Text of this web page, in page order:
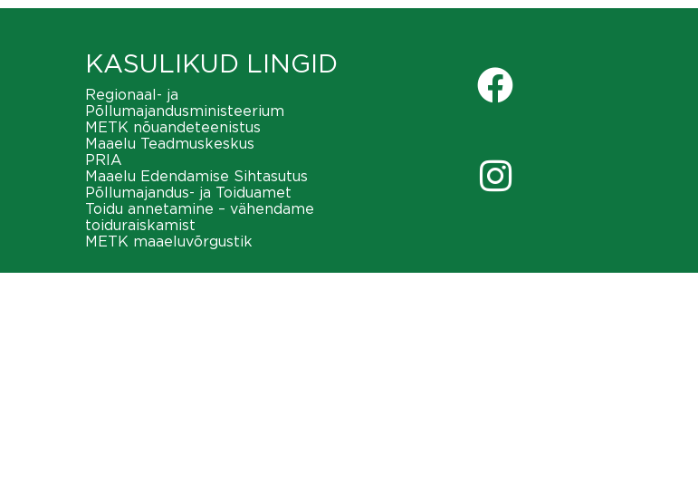
KASULIKUD LINGID
Regionaal- ja
Põllumajandusministeerium
METK nõuandeteenistus
Maaelu Teadmuskeskus
PRIA
Maaelu Edendamise Sihtasutus
Põllumajandus- ja Toiduamet
Toidu annetamine – vähendame
toiduraiskamist
METK maaeluvõrgustik